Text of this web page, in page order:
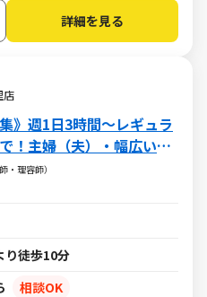
詳細を見る
店
》週1日3時間～レギュラ
！主婦（夫）・幅広い年
います
・理容師）
り徒歩10分
相談OK